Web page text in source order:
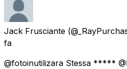
Jack Frusciante
fa
@fotoinutilizara Stessa *****